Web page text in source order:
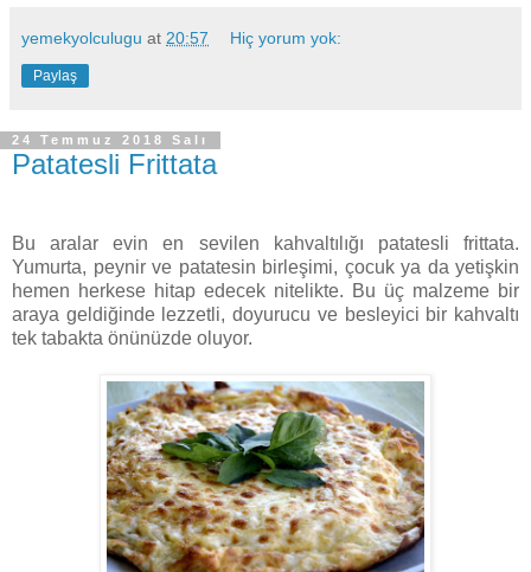
yemekyolculugu at 20:57 Hiç yorum yok:
Paylaş
24 Temmuz 2018 Salı
Patatesli Frittata
Bu aralar evin en sevilen kahvaltılığı patatesli frittata.
Yumurta, peynir ve patatesin birleşimi, çocuk ya da yetişkin
hemen herkese hitap edecek nitelikte. Bu üç malzeme bir
araya geldiğinde lezzetli, doyurucu ve besleyici bir kahvaltı
tek tabakta önünüzde oluyor.